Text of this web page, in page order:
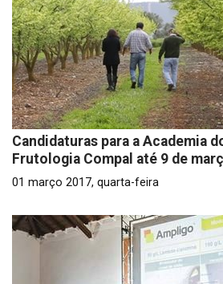
Candidaturas para a Academia
Frutologia Compal até 9 de
01 março 2017, quarta-feira